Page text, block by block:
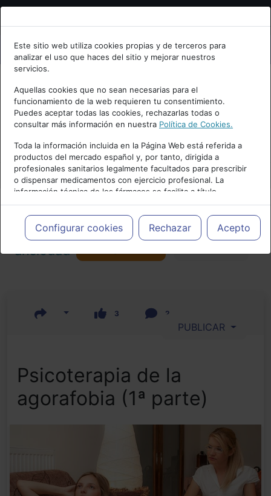
Bienvenid@ a psiquiatria.com
Escribe tu Email
Accede o regístrate con tu email.
Cancelar
Este sitio web utiliza cookies propias y de terceros para
analizar el uso que haces del sitio y mejorar nuestros
servicios.
Aquellas cookies que no sean necesarias para el
funcionamiento de la web requieren tu consentimiento.
Puedes aceptar todas las cookies, rechazarlas todas o
consultar más información en nuestra Política de Cookies.
Toda la información incluida en la Página Web está referida a
productos del mercado español y, por tanto, dirigida a
profesionales sanitarios legalmente facultados para prescribir
o dispensar medicamentos con ejercicio profesional. La
información técnica de los fármacos se facilita a título
meramente informativo, siendo responsabilidad de los
profesionales facultados prescribir medicamentos y decidir, en
cada caso concreto, el tratamiento más adecuado a las
necesidades del paciente.
Configurar cookies Rechazar Acepto
Actualidad y Artículos|Trastornos de
ansiedad
3 2
PUBLICAR
Psicoterapia de la
agorafobia (1ª parte)